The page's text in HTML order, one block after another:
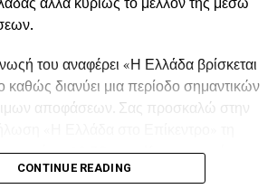
και στην εφαρμογή της ψηφιακής
εργαλεία αντιμετώπισης της
της αδήλωτης εργασίας.
υπογράμμισε τη σημασία της
στην προσέλκυση φοιτητών
Παράλληλα, αναφέρθηκε στο
του αναφέρει «Η Ελλάδα βρίσκεται
καθώς διανύει μια περίοδο σημαντικών
αποφάσεων. Σας προσκαλώ στην
και ώρα 19:30 στον Κινηματογράφο
3, Περιστέρι 121 34(Πλατεία
CONTINUE READING